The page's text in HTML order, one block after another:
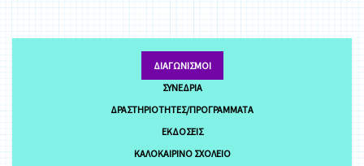
ΔΙΑΓΩΝΙΣΜΟΊ
ΣΥΝΈΔΡΙΑ
ΔΡΑΣΤΗΡΙΌΤΗΤΕΣ/ΠΡΟΓΡΆΜΜΑΤΑ
ΕΚΔΌΣΕΙΣ
ΚΑΛΟΚΑΙΡΙΝΌ ΣΧΟΛΕΊΟ